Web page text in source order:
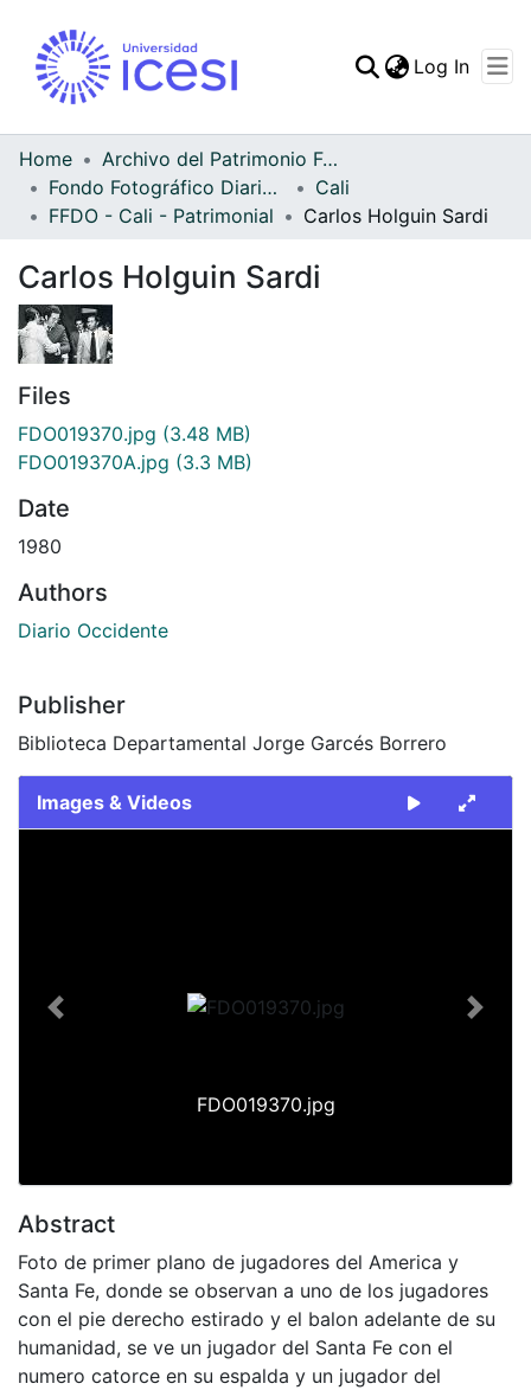
Statistics
Log In
Home
Archivo del Patrimonio Fotográfico y Fílmico del Valle del Cauca
Fondo Fotográfico Diario Occidente
Cali
FFDO - Cali - Patrimonial
Carlos Holguin Sardi
Carlos Holguin Sardi
Files
FDO019370.jpg (3.48 MB)
FDO019370A.jpg (3.3 MB)
Date
1980
Authors
Diario Occidente
Publisher
Biblioteca Departamental Jorge Garcés Borrero
Images & Videos
FDO019370.jpg
Previous Next
Abstract
Foto de primer plano de jugadores del America y
Santa Fe, donde se observan a uno de los jugadores
con el pie derecho estirado y el balon adelante de su
humanidad, se ve un jugador del Santa Fe con el
numero catorce en su espalda y un jugador del